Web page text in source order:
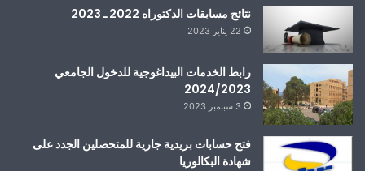
نتائج مسابقات الدكتوراه 2022 ـ 2023
22 يناير 2023
رابط الخدمات البيداغوجية للدخول الجامعي
2024/2023
3 سبتمبر 2023
فتح حسابات بريدية جارية للمتحصلين الجدد على
شهادة البكالوريا